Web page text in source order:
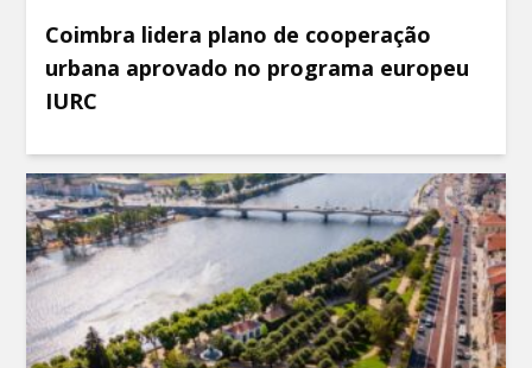
Coimbra lidera plano de cooperação
urbana aprovado no programa europeu
IURC